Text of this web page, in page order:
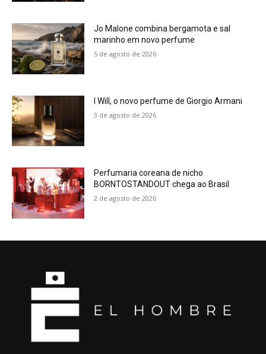
Jo Malone combina bergamota e sal
marinho em novo perfume
5 de agosto de 2026
I Will, o novo perfume de Giorgio Armani
3 de agosto de 2026
Perfumaria coreana de nicho
BORNTOSTANDOUT chega ao Brasil
2 de agosto de 2026